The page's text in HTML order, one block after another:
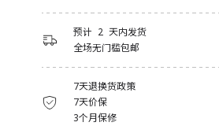
预计 2 天内发货
全场无门槛包邮
7天退换货政策
7天价保
3个月保修